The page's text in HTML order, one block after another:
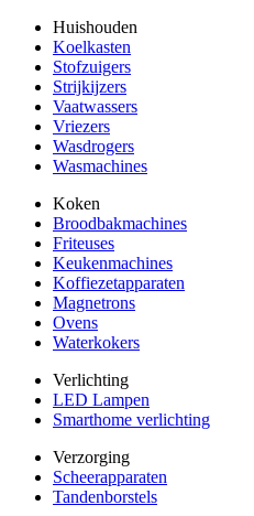
Huishouden
Koelkasten
Stofzuigers
Strijkijzers
Vaatwassers
Vriezers
Wasdrogers
Wasmachines
Koken
Broodbakmachines
Friteuses
Keukenmachines
Koffiezetapparaten
Magnetrons
Ovens
Waterkokers
Verlichting
LED Lampen
Smarthome verlichting
Verzorging
Scheerapparaten
Tandenborstels